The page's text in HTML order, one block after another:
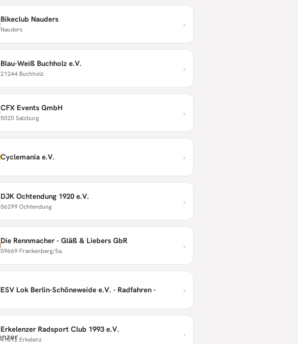
Bikeclub Nauders
Nauders ›
Blau-Weiß Buchholz e.V.
21244 Buchholz ›
CFX Events GmbH
5020 Salzburg ›
Cyclemania e.V. ›
DJK Ochtendung 1920 e.V.
56299 Ochtendung ›
Die Rennmacher - Gläß & Liebers GbR
09669 Frankenberg/Sa. ›
ESV Lok Berlin-Schöneweide e.V. - Radfahren - ›
Erkelenzer Radsport Club 1993 e.V.
41812 Erkelenz ›